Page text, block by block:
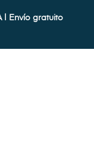
| Envío gratuito